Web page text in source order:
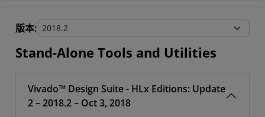
Stand-Alone Tools and Utilities
版本:
Stand-Alone Tools and Utilities
Vivado™ Design Suite - HLx Editions: Update
2 – 2018.2 – Oct 3, 2018